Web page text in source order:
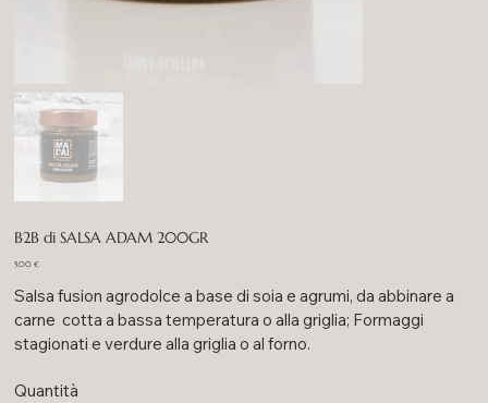
B2B di SALSA ADAM 200GR
Prezzo
5,00 €
Salsa fusion agrodolce a base di soia e agrumi, da abbinare a
carne cotta a bassa temperatura o alla griglia; Formaggi
stagionati e verdure alla griglia o al forno.
Quantità